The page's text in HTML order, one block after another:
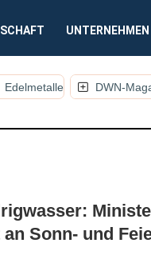
UNTERNEHMEN
Edelmetalle DWN-
UND
Sonn- und